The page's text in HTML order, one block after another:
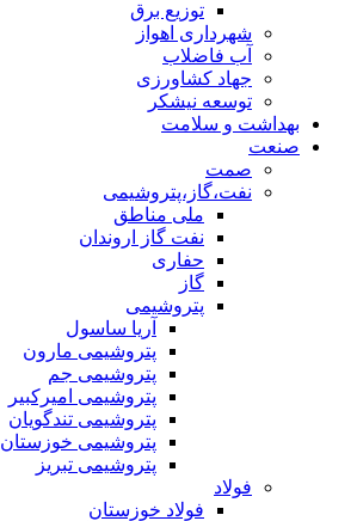
توزیع برق
شهرداری اهواز
آب فاضلاب
جهاد کشاورزی
توسعه نیشکر
بهداشت و سلامت
صنعت
صمت
نفت،گاز،پتروشیمی
ملی مناطق
نفت گاز اروندان
حفاری
گاز
پتروشیمی
آریا ساسول
پتروشیمی مارون
پتروشیمی جم
پتروشیمی امیرکبیر
پتروشیمی تندگویان
پتروشیمی خوزستان
پتروشیمی تبریز
فولاد
فولاد خوزستان